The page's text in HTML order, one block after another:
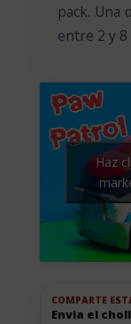
pack. Una
entre 2 y 8
Haz
COMPARTE
Envia el